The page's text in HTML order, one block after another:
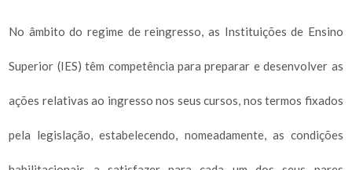
No âmbito do regime de reingresso, as Instituições de Ensino
Superior (IES) têm competência para preparar e desenvolver as
ações relativas ao ingresso nos seus cursos, nos termos fixados
pela legislação, estabelecendo, nomeadamente, as condições